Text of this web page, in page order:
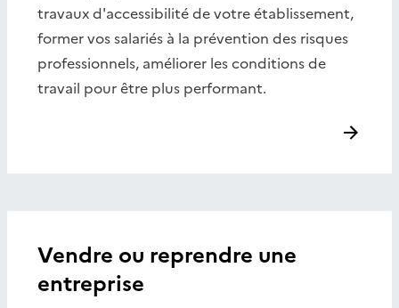
travaux d'accessibilité de votre établissement,
former vos salariés à la prévention des risques
professionnels, améliorer les conditions de
travail pour être plus performant.
Vendre ou reprendre une
entreprise